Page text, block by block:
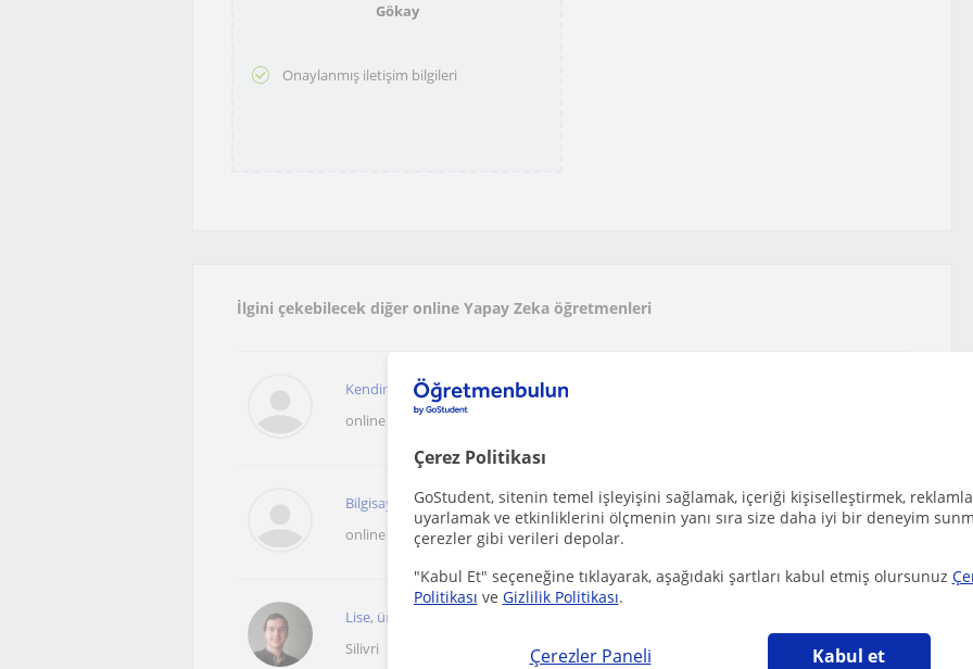
Çerez Politikası
GoStudent, sitenin temel işleyişini sağlamak, içeriği kişiselleştirmek,
uyarlamak ve etkinliklerini ölçmenin yanı sıra size daha iyi bir deneyim
çerezler gibi verileri depolar.
"Kabul Et" seçeneğine tıklayarak, aşağıdaki şartları kabul etmiş olursunuz
Politikası ve Gizlilik Politikası.
Çerezler Paneli Kabul et
Gökay
Onaylanmış iletişim bilgileri
İlgini çekebilecek diğer online Yapay Zeka öğretmenleri
Kendimi sürekli öğrenmeye açık ve gelişmelerden geri kalmamaya çalışa...
online sunulan dersler
Bilgisayar Mühendisliği yeni mezunuyum. Matematik, bilgisayar, progra...
online sunulan dersler
Lise, üniversite öğrencileri ve yetişkinler için çevrimiçi yapay zeka...
Silivri